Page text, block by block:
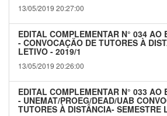
13/05/2019 20:27:00
EDITAL COMPLEMENTAR N° 034 AO
- CONVOCAÇÃO DE TUTORES À
LETIVO - 2019/1
13/05/2019 20:26:00
EDITAL COMPLEMENTAR N° 033 AO
- UNEMAT/PROEG/DEAD/UAB
TUTORES À DISTÂNCIA- SEMESTRE